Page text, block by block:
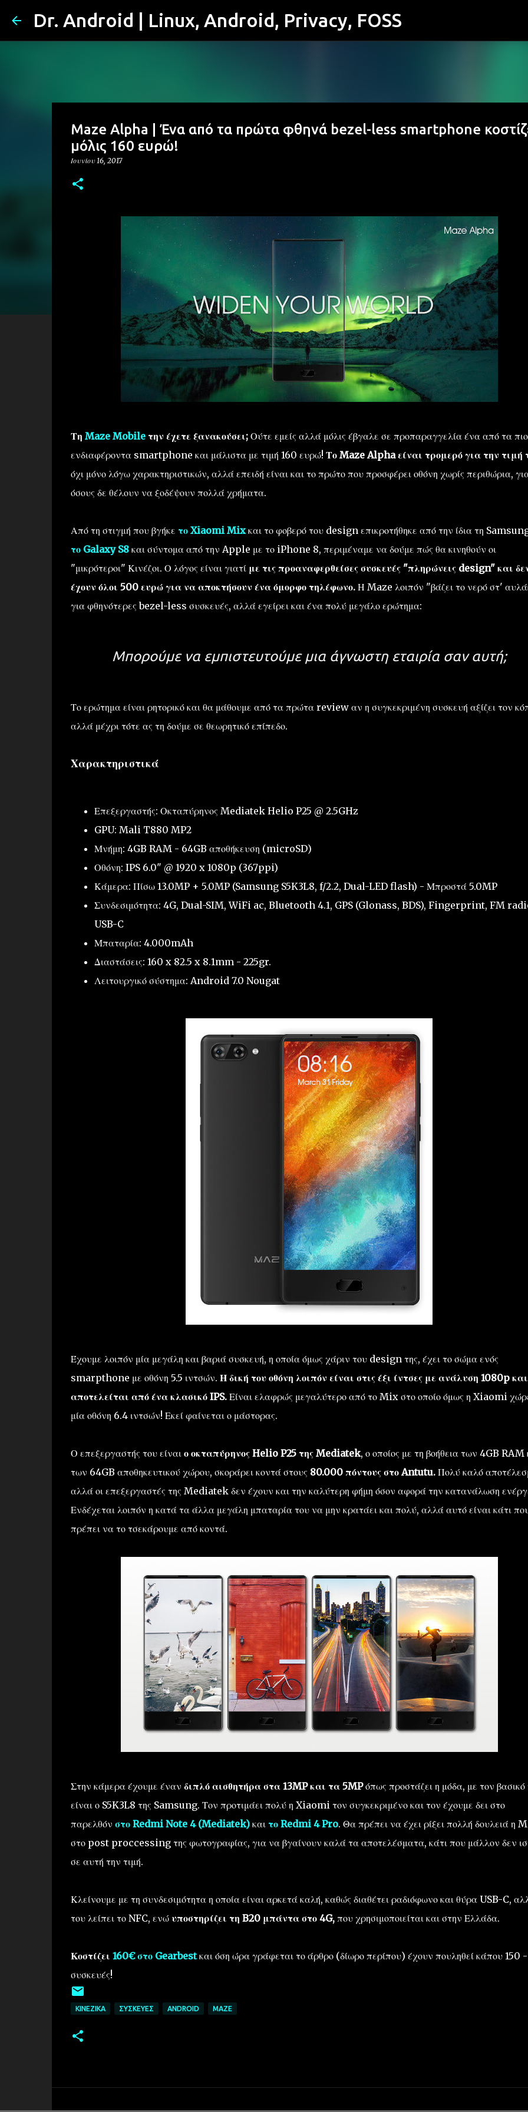
Μετάβαση στο κύριο περιεχόμενο
Dr. Android | Linux, Android, Privacy, FOSS
Maze Alpha | Ένα από τα πρώτα φθηνά bezel-less smartphone
μόλις 160 ευρώ!
Ιουνίου 16, 2017
Τη Maze Mobileτην έχετε ξανακούσει; Ούτε εμείς αλλά μόλις έβγαλε σε προπαραγγελία ένα από τα πιο
ενδιαφέροντα smartphone και μάλιστα με τιμή 160 ευρώ! Το Maze Alpha είναι τρομερό για την τιμή
όχι μόνο λόγω χαρακτηριστικών, αλλά επειδή είναι και το πρώτο που προσφέρει οθόνη χωρίς περιθώρια,
όσους δε θέλουν να ξοδέψουν πολλά χρήματα.
Από τη στιγμή που βγήκε το Xiaomi Mixκαι το φοβερό του design επικροτήθηκε από την ίδια τη
το Galaxy S8και σύντομα από την Apple με το iPhone 8, περιμέναμε να δούμε πώς θα κινηθούν οι
"μικρότεροι" Κινέζοι. Ο λόγος είναι γιατί με τις προαναφερθείσες συσκευές "πληρώνεις design" και
έχουν όλοι 500 ευρώ για να αποκτήσουν ένα όμορφο τηλέφωνο.Η Maze λοιπόν "βάζει το νερό στ'
για φθηνότερες bezel-less συσκευές, αλλά εγείρει και ένα πολύ μεγάλο ερώτημα:
Μπορούμε να εμπιστευτούμε μια άγνωστη εταιρία σαν αυτή;
Το ερώτημα είναι ρητορικό και θα μάθουμε από τα πρώτα review αν η συγκεκριμένη συσκευή αξίζει τον
αλλά μέχρι τότε ας τη δούμε σε θεωρητικό επίπεδο.
Χαρακτηριστικά
Επεξεργαστής: Οκταπύρηνος Mediatek Helio P25 @ 2.5GHz
GPU: Mali T880 MP2
Μνήμη: 4GB RAM - 64GB αποθήκευση (microSD)
Οθόνη: IPS 6.0" @ 1920 x 1080p (367ppi)
Κάμερα: Πίσω 13.0MP + 5.0MP (Samsung S5K3L8, f/2.2, Dual-LED flash) - Μπροστά 5.0MP
Συνδεσιμότητα: 4G, Dual-SIM, WiFi ac, Bluetooth 4.1, GPS (Glonass, BDS), Fingerprint, FM
USB-C
Μπαταρία: 4.000mAh
Διαστάσεις: 160 x 82.5 x 8.1mm - 225gr.
Λειτουργικό σύστημα: Android 7.0 Nougat
Έχουμε λοιπόν μία μεγάλη και βαριά συσκευή, η οποία όμως χάριν του design της, έχει το σώμα ενός
smarpthone με οθόνη 5.5 ιντσών. Η δική του οθόνη λοιπόν είναι στις έξι ίντσες με ανάλυση 1080p και
αποτελείται από ένα κλασικό IPS.Είναι ελαφρώς μεγαλύτερο από το Mix στο οποίο όμως η Xiaomi
μία οθόνη 6.4 ιντσών! Εκεί φαίνεται ο μάστορας.
Ο επεξεργαστής του είναι ο οκταπύρηνος Helio P25 της Mediatek, ο οποίος με τη βοήθεια των 4GB RAM
των 64GB αποθηκευτικού χώρου, σκοράρει κοντά στους 80.000 πόντους στο Antutu.Πολύ καλό
αλλά οι επεξεργαστές της Mediatek δεν έχουν και την καλύτερη φήμη όσον αφορά την κατανάλωση
Ενδέχεται λοιπόν η κατά τα άλλα μεγάλη μπαταρία του να μην κρατάει και πολύ, αλλά αυτό είναι κάτι
πρέπει να το τσεκάρουμε από κοντά.
Στην κάμερα έχουμε έναν διπλό αισθητήρα στα 13MP και τα 5MPόπως προστάζει η μόδα, με τον
είναι ο S5K3L8 της Samsung. Τον προτιμάει πολύ η Xiaomi τον συγκεκριμένο και τον έχουμε δει στο
παρελθόν στο Redmi Note 4 (Mediatek)και το Redmi 4 Pro. Θα πρέπει να έχει ρίξει πολλή δουλειά η
στο post proccessing της φωτογραφίας, για να βγαίνουν καλά τα αποτελέσματα, κάτι που μάλλον δεν
σε αυτή την τιμή.
Κλείνουμε με τη συνδεσιμότητα η οποία είναι αρκετά καλή, καθώς διαθέτει ραδιόφωνο και θύρα USB-C,
του λείπει το NFC, ενώ υποστηρίζει τη B20 μπάντα στο 4G,που χρησιμοποιείται και στην Ελλάδα.
Κοστίζει 160€ στο Gearbestκαι όση ώρα γράφεται το άρθρο (δίωρο περίπου) έχουν πουληθεί κάπου 150
συσκευές!
ΚΙΝΈΖΙΚΑ ΣΥΣΚΕΥΈΣ ANDROID MAZE